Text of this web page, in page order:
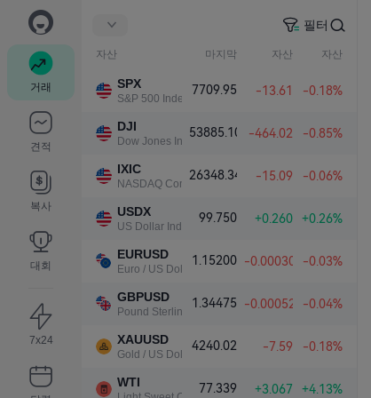
거래
견적
복사
대회
7x24
필터
자산 마지막 자산 자산
SPX
S&P 500 Index
7709.95 -13.61 -0.18%
DJI
Dow Jones Industrial Average
53885.10 -464.02 -0.85%
IXIC
NASDAQ Composite Index
26348.34 -15.09 -0.06%
USDX
US Dollar Index
99.750 +0.260 +0.26%
EURUSD
Euro / US Dollar
1.15200 -0.00030 -0.03%
GBPUSD
Pound Sterling / US Dollar
1.34475 -0.00052 -0.04%
XAUUSD
Gold / US Dollar
4240.02 -7.59 -0.18%
WTI 77.339 +3.067 +4.13%